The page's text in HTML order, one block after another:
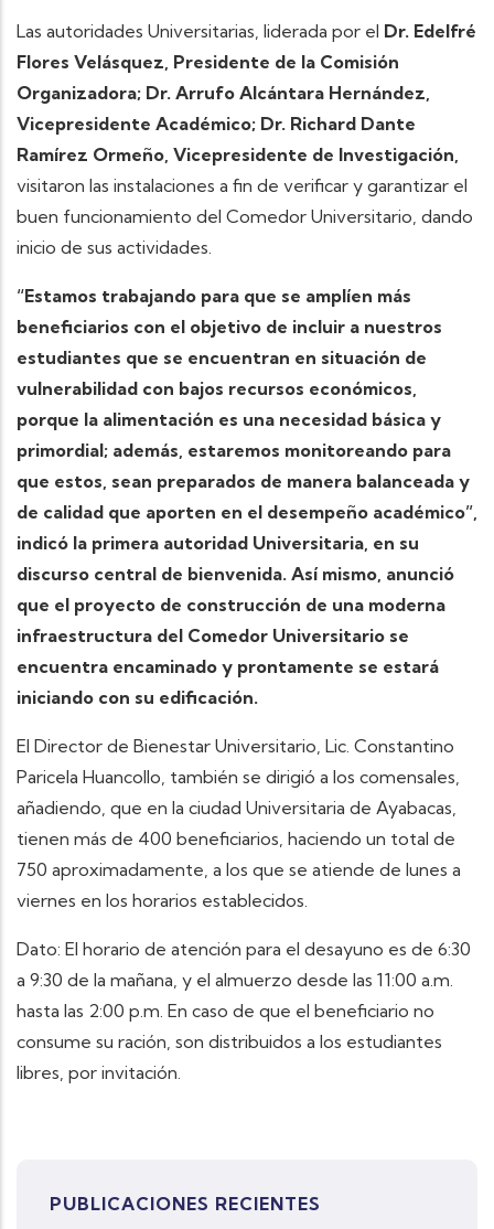
Las autoridades Universitarias, liderada por el Dr. Edelfré
Flores Velásquez, Presidente de la Comisión
Organizadora; Dr. Arrufo Alcántara Hernández,
Vicepresidente Académico; Dr. Richard Dante
Ramírez Ormeño, Vicepresidente de Investigación,
visitaron las instalaciones a fin de verificar y garantizar el
buen funcionamiento del Comedor Universitario, dando
inicio de sus actividades.
“Estamos trabajando para que se amplíen más
beneficiarios con el objetivo de incluir a nuestros
estudiantes que se encuentran en situación de
vulnerabilidad con bajos recursos económicos,
porque la alimentación es una necesidad básica y
primordial; además, estaremos monitoreando para
que estos, sean preparados de manera balanceada y
de calidad que aporten en el desempeño académico”,
indicó la primera autoridad Universitaria, en su
discurso central de bienvenida. Así mismo, anunció
que el proyecto de construcción de una moderna
infraestructura del Comedor Universitario se
encuentra encaminado y prontamente se estará
iniciando con su edificación.
El Director de Bienestar Universitario, Lic. Constantino
Paricela Huancollo, también se dirigió a los comensales,
añadiendo, que en la ciudad Universitaria de Ayabacas,
tienen más de 400 beneficiarios, haciendo un total de
750 aproximadamente, a los que se atiende de lunes a
viernes en los horarios establecidos.
Dato: El horario de atención para el desayuno es de 6:30
a 9:30 de la mañana, y el almuerzo desde las 11:00 a.m.
hasta las 2:00 p.m. En caso de que el beneficiario no
consume su ración, son distribuidos a los estudiantes
libres, por invitación.
PUBLICACIONES RECIENTES